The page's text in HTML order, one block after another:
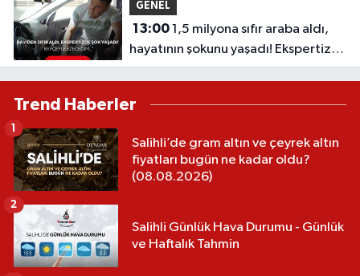
GENEL
13:001,5 milyona sıfır araba aldı,
hayatının şokunu yaşadı! Ekspertize
götürünce gerçek ortaya çıktı
Trend Haberler
Salihli’de gram altın ve çeyrek altın
fiyatları bugün ne kadar oldu?
(08.08.2026)
1
Salihli Günlük Hava Durumu - Günlük
ve Haftalık Tahmin
2